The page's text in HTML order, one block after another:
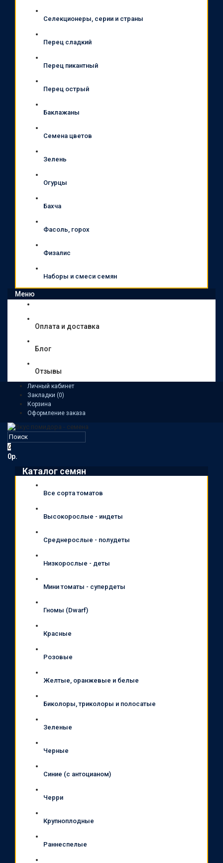
Селекционеры, серии и страны
Перец сладкий
Перец пикантный
Перец острый
Баклажаны
Семена цветов
Зелень
Огурцы
Бахча
Фасоль, горох
Физалис
Наборы и смеси семян
Меню
Оплата и доставка
Блог
Отзывы
Личный кабинет
Закладки (0)
Корзина
Оформление заказа
0
0р.
Каталог семян
Все сорта томатов
Высокорослые - индеты
Среднерослые - полудеты
Низкорослые - деты
Мини томаты - супердеты
Гномы (Dwarf)
Красные
Розовые
Желтые, оранжевые и белые
Биколоры, триколоры и полосатые
Зеленые
Черные
Синие (с антоцианом)
Черри
Крупноплодные
Раннеспелые